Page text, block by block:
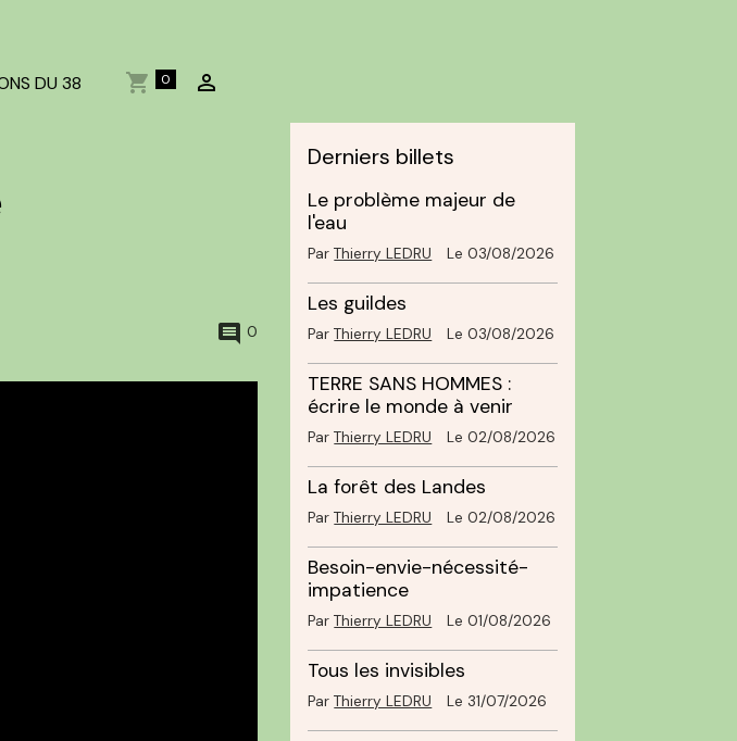
DU 38 0
0
Derniers billets
Le problème majeur de
l'eau
ParThierry LEDRU Le 03/08/2026
Les guildes
ParThierry LEDRU Le 03/08/2026
TERRE SANS HOMMES :
écrire le monde à venir
ParThierry LEDRU Le 02/08/2026
La forêt des Landes
ParThierry LEDRU Le 02/08/2026
Besoin-envie-nécessité-
impatience
ParThierry LEDRU Le 01/08/2026
Tous les invisibles
ParThierry LEDRU Le 31/07/2026